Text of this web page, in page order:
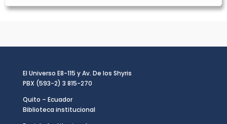
El Universo E8-115 y Av. De los Shyris
PBX (593-2) 3 815-270
Quito – Ecuador
Biblioteca institucional